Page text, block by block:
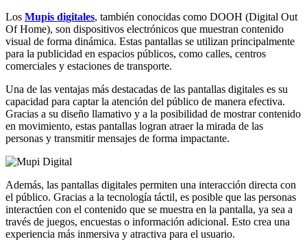
Los Mupis digitales, también conocidas como DOOH (Digital Out
Of Home), son dispositivos electrónicos que muestran contenido
visual de forma dinámica. Estas pantallas se utilizan principalmente
para la publicidad en espacios públicos, como calles, centros
comerciales y estaciones de transporte.
Una de las ventajas más destacadas de las pantallas digitales es su
capacidad para captar la atención del público de manera efectiva.
Gracias a su diseño llamativo y a la posibilidad de mostrar contenido
en movimiento, estas pantallas logran atraer la mirada de las
personas y transmitir mensajes de forma impactante.
Además, las pantallas digitales permiten una interacción directa con
el público. Gracias a la tecnología táctil, es posible que las personas
interactúen con el contenido que se muestra en la pantalla, ya sea a
través de juegos, encuestas o información adicional. Esto crea una
experiencia más inmersiva y atractiva para el usuario.